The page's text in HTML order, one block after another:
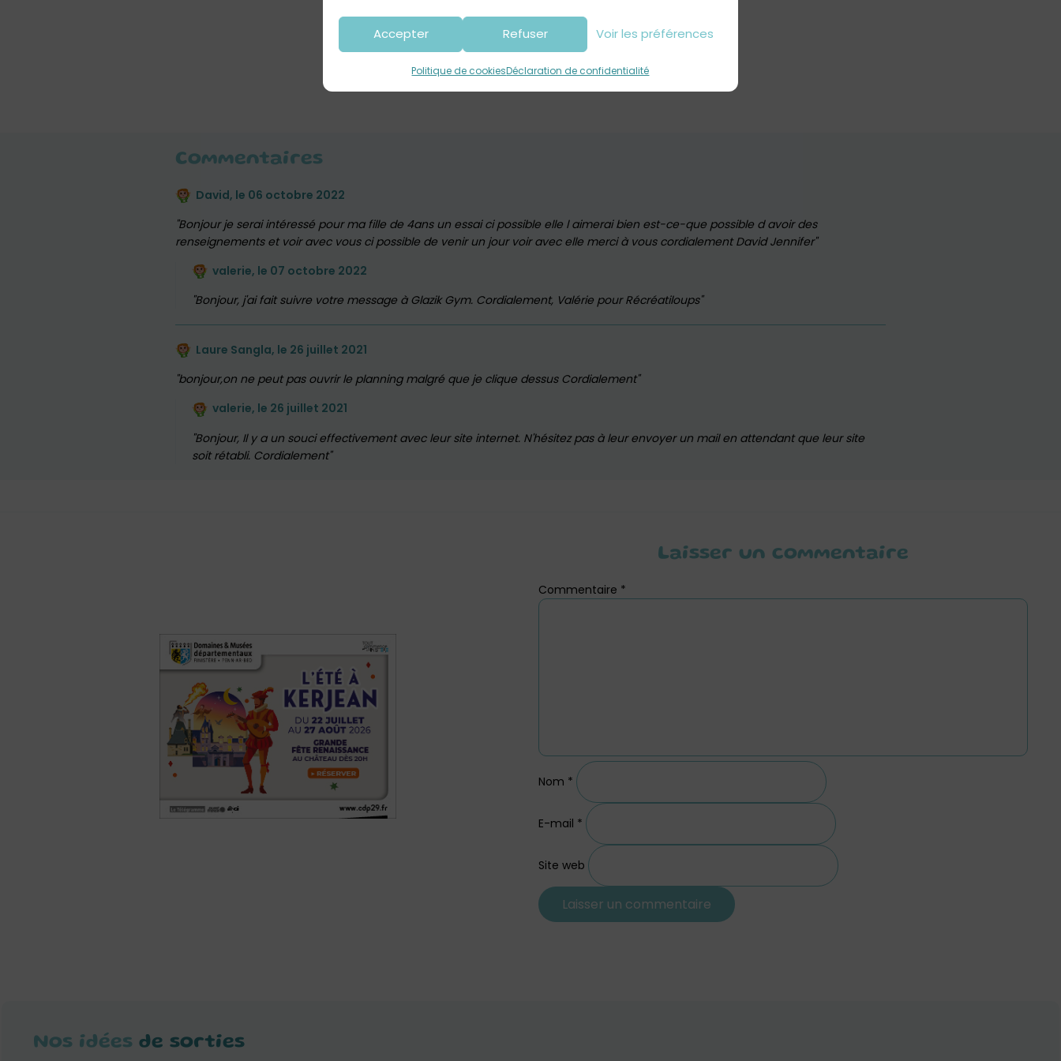
Accepter Refuser Voir les préférences
Politique de cookiesDéclaration de confidentialité
Glazik Gym – Club de gym à Briec
Commentaires
David, le 06 octobre 2022
Bonjour je serai intéressé pour ma fille de 4ans un essai ci possible elle l aimerai bien est-ce-que possible d avoir des
renseignements et voir avec vous ci possible de venir un jour voir avec elle merci à vous cordialement David Jennifer
valerie, le 07 octobre 2022
Bonjour, j'ai fait suivre votre message à Glazik Gym. Cordialement, Valérie pour Récréatiloups
Laure Sangla, le 26 juillet 2021
bonjour,on ne peut pas ouvrir le planning malgré que je clique dessus Cordialement
valerie, le 26 juillet 2021
Bonjour, Il y a un souci effectivement avec leur site internet. N'hésitez pas à leur envoyer un mail en attendant que leur site
soit rétabli. Cordialement
Laisser un commentaire
Commentaire *
Nom *
E-mail *
Site web
Nos idées de sorties